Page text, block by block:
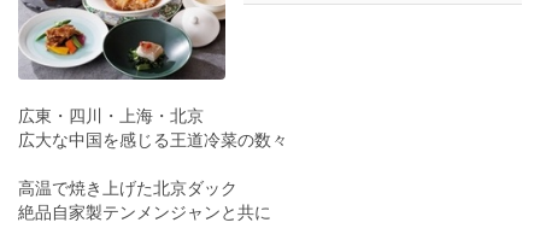
広東・四川・上海・北京
広大な中国を感じる王道冷菜の数々
高温で焼き上げた北京ダック
絶品自家製テンメンジャンと共に